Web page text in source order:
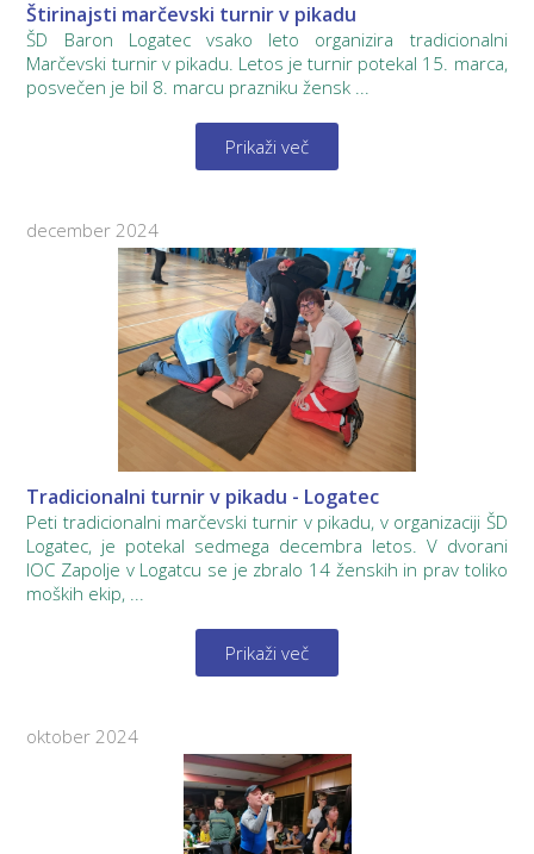
Štirinajsti marčevski turnir v pikadu
ŠD Baron Logatec vsako leto organizira tradicionalni
Marčevski turnir v pikadu. Letos je turnir potekal 15. marca,
posvečen je bil 8. marcu prazniku žensk ...
Prikaži več
december 2024
Tradicionalni turnir v pikadu - Logatec
Peti tradicionalni marčevski turnir v pikadu, v organizaciji ŠD
Logatec, je potekal sedmega decembra letos. V dvorani
IOC Zapolje v Logatcu se je zbralo 14 ženskih in prav toliko
moških ekip, ...
Prikaži več
oktober 2024